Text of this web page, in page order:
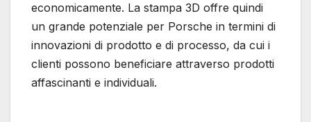
economicamente. La stampa 3D offre quindi
un grande potenziale per Porsche in termini di
innovazioni di prodotto e di processo, da cui i
clienti possono beneficiare attraverso prodotti
affascinanti e individuali.